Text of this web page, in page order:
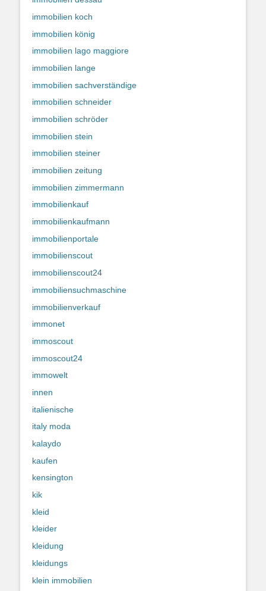
immobilien koch
immobilien könig
immobilien lago maggiore
immobilien lange
immobilien sachverständige
immobilien schneider
immobilien schröder
immobilien stein
immobilien steiner
immobilien zeitung
immobilien zimmermann
immobilienkauf
immobilienkaufmann
immobilienportale
immobilienscout
immobilienscout24
immobiliensuchmaschine
immobilienverkauf
immonet
immoscout
immoscout24
immowelt
innen
italienische
italy moda
kalaydo
kaufen
kensington
kik
kleid
kleider
kleidung
kleidungs
klein immobilien